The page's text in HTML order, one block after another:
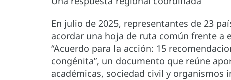
En julio de 2025, representantes de 23
acordar una hoja de ruta común frente a
“Acuerdo para la acción: 15
congénita”, un documento que reúne
académicas, sociedad civil y organismos